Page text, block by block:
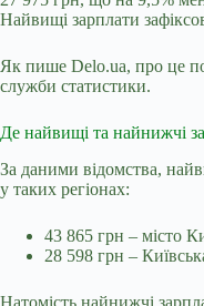
Найвищі зарплати
Як пише Delo.ua, про це
служби статистики.
Де найвищі та найнижчі
За даними відомства,
у таких регіонах:
43 865 грн – місто
28 598 грн –
Натомість найнижчі